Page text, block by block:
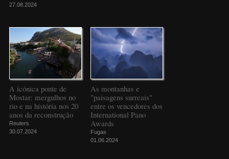
27.08.2024
A icónica ponte de
Mostar: mergulhos no
rio e na história nos 20
anos da reconstrução
Reuters
30.07.2024
As montanhas e
"paisagens surreais"
entre os vencedores dos
International Pano
Awards
Fugas
01.06.2024